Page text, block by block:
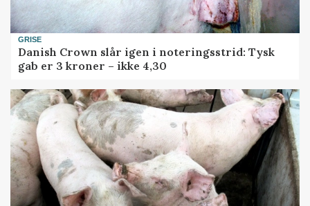
GRISE
Danish Crown slår igen i noteringsstrid: Tysk
gab er 3 kroner – ikke 4,30